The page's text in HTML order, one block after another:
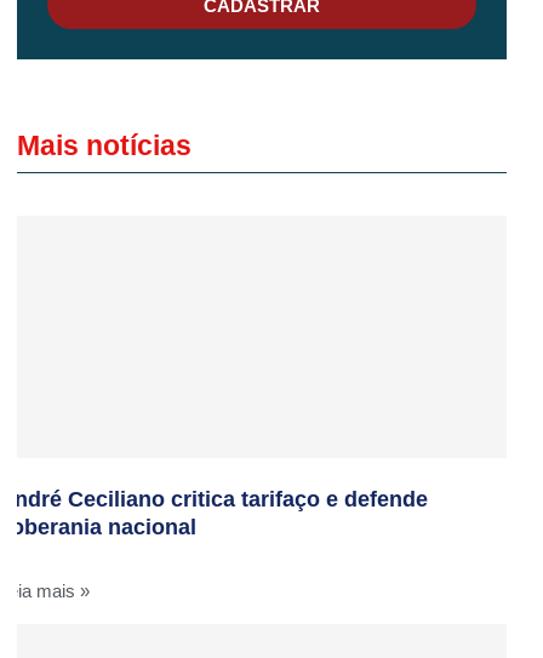
CADASTRAR
Mais notícias
André Ceciliano critica tarifaço e defende
soberania nacional
Leia mais »